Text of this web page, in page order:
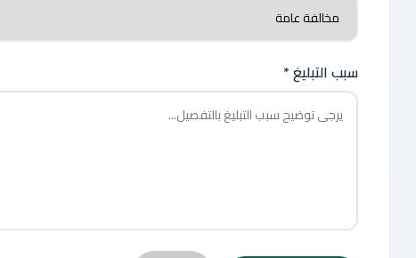
سبب التبليغ *